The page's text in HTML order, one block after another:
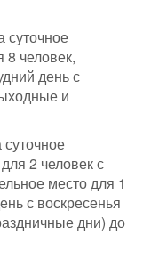
суточное
человек,
день с
и
2 человек с
место для 1
с воскресенья
дни) до